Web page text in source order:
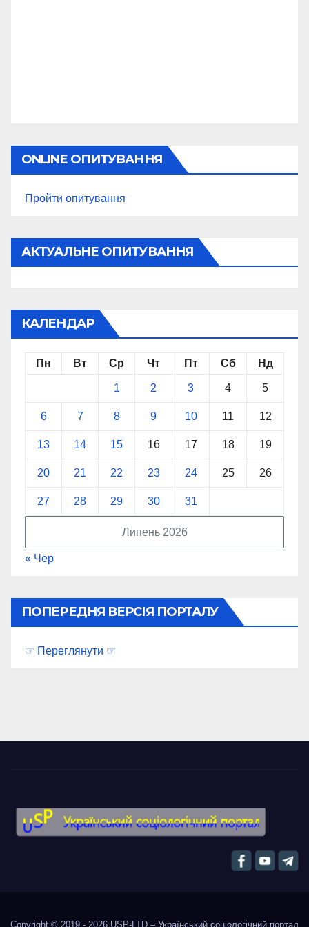
ONLINE ОПИТУВАННЯ
Пройти опитування
АКТУАЛЬНЕ ОПИТУВАННЯ
КАЛЕНДАР
Липень 2026
Пн Вт Ср Чт Пт Сб Нд
1 2 3 4 5
6 7 8 9 10 11 12
13 14 15 16 17 18 19
20 21 22 23 24 25 26
27 28 29 30 31
« Чер
ПОПЕРЕДНЯ ВЕРСІЯ ПОРТАЛУ
☞ Переглянути ☞
Copyright © 2019 - 2026 USP-LTD – Український соціологічний портал